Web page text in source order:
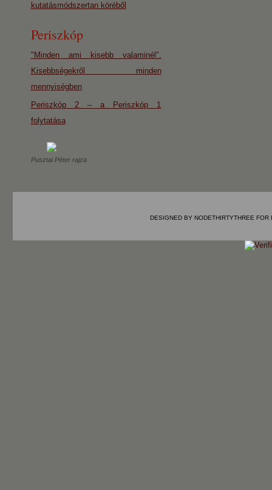
kutatásmódszertan köréből
Periszkóp
"Minden ami kisebb valaminél".
Kisebbségekről minden
mennyiségben
Periszkóp 2 – a Periszkóp 1
folytatása
Pusztai Péter rajza
DESIGNED BY NODETHIRTYTHREE FOR